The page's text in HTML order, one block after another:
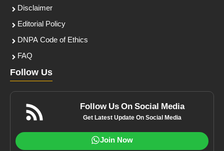
Disclaimer
Editorial Policy
DNPA Code of Ethics
FAQ
Follow Us
Follow Us On Social Media
Get Latest Update On Social Media
Join Now